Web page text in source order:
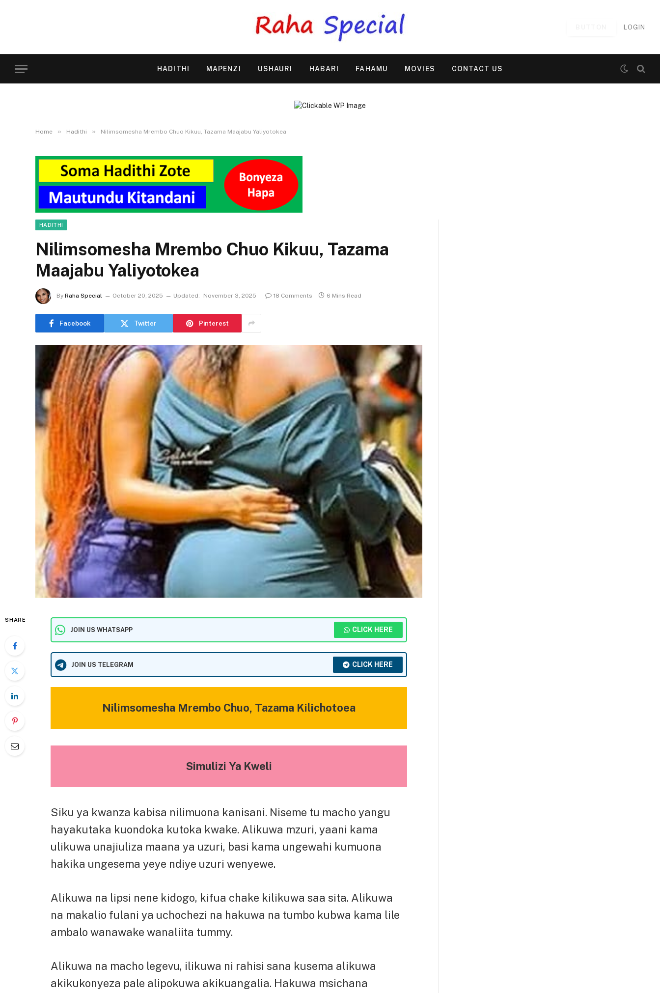
LOGIN
HADITHI MAPENZI USHAURI HABARI FAHAMU MOVIES CONTACT US
Home » Hadithi » Nilimsomesha Mrembo Chuo Kikuu, Tazama Maajabu Yaliyotokea
HADITHI
Nilimsomesha Mrembo Chuo Kikuu, Tazama
Maajabu Yaliyotokea
By Raha Special October 20, 2025 Updated: November 3, 2025 18 Comments 6 Mins Read
Facebook Twitter Pinterest
SHARE
JOIN US WHATSAPP CLICK HERE
JOIN US TELEGRAM CLICK HERE
Nilimsomesha Mrembo Chuo, Tazama Kilichotoea
Simulizi Ya Kweli
Siku ya kwanza kabisa nilimuona kanisani. Niseme tu macho yangu
hayakutaka kuondoka kutoka kwake. Alikuwa mzuri, yaani kama
ulikuwa unajiuliza maana ya uzuri, basi kama ungewahi kumuona
hakika ungesema yeye ndiye uzuri wenyewe.
Alikuwa na lipsi nene kidogo, kifua chake kilikuwa saa sita. Alikuwa
na makalio fulani ya uchochezi na hakuwa na tumbo kubwa kama lile
ambalo wanawake wanaliita tummy.
Alikuwa na macho legevu, ilikuwa ni rahisi sana kusema alikuwa
akikukonyeza pale alipokuwa akikuangalia. Hakuwa msichana